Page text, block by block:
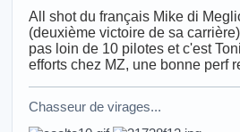
All shot du français Mike di
(deuxième victoire de sa
pas loin de 10 pilotes et c'est
efforts chez MZ, une bonne perf
Chasseur de virages...